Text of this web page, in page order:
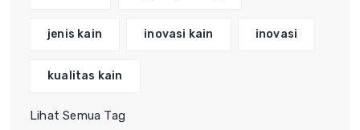
jenis kain inovasi kain inovasi
kualitas kain
Lihat Semua Tag